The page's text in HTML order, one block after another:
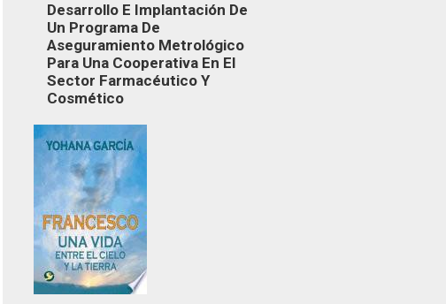
Desarrollo E Implantación De
Un Programa De
Aseguramiento Metrológico
Para Una Cooperativa En El
Sector Farmacéutico Y
Cosmético